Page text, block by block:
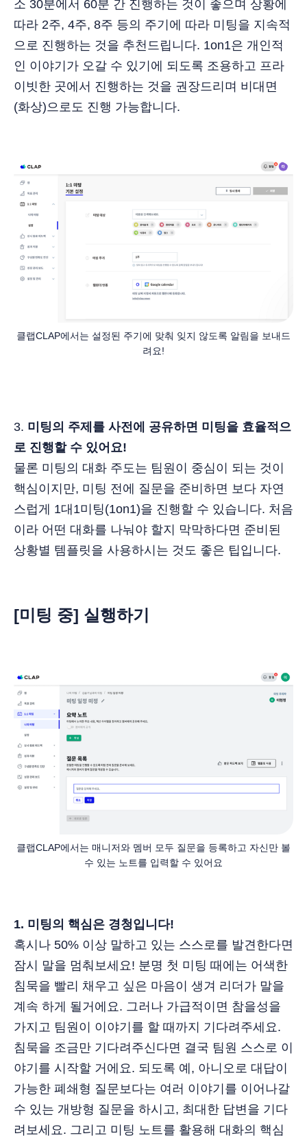
소 30분에서 60분 간 진행하는 것이 좋으며 상황에
따라 2주, 4주, 8주 등의 주기에 따라 미팅을 지속적
으로 진행하는 것을 추천드립니다. 1on1은 개인적
인 이야기가 오갈 수 있기에 되도록 조용하고 프라
이빗한 곳에서 진행하는 것을 권장드리며 비대면
(화상)으로도 진행 가능합니다.
클랩CLAP에서는 설정된 주기에 맞춰 잊지 않도록 알림을 보내드
려요!
3. 미팅의 주제를 사전에 공유하면 미팅을 효율적으
로 진행할 수 있어요!
물론 미팅의 대화 주도는 팀원이 중심이 되는 것이
핵심이지만, 미팅 전에 질문을 준비하면 보다 자연
스럽게 1대1미팅(1on1)을 진행할 수 있습니다. 처음
이라 어떤 대화를 나눠야 할지 막막하다면 준비된
상황별 템플릿을 사용하시는 것도 좋은 팁입니다.
[미팅 중] 실행하기
클랩CLAP에서는 매니저와 멤버 모두 질문을 등록하고 자신만 볼
수 있는 노트를 입력할 수 있어요
1. 미팅의 핵심은 경청입니다!
혹시나 50% 이상 말하고 있는 스스로를 발견한다면
잠시 말을 멈춰보세요! 분명 첫 미팅 때에는 어색한
침묵을 빨리 채우고 싶은 마음이 생겨 리더가 말을
계속 하게 될거에요. 그러나 가급적이면 참을성을
가지고 팀원이 이야기를 할 때까지 기다려주세요.
침묵을 조금만 기다려주신다면 결국 팀원 스스로 이
야기를 시작할 거에요. 되도록 예, 아니오로 대답이
가능한 폐쇄형 질문보다는 여러 이야기를 이어나갈
수 있는 개방형 질문을 하시고, 최대한 답변을 기다
려보세요. 그리고 미팅 노트를 활용해 대화의 핵심